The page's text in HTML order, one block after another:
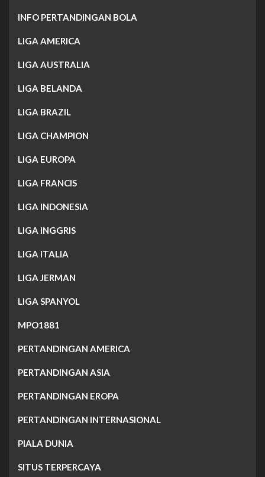
INFO PERTANDINGAN BOLA
LIGA AMERICA
LIGA AUSTRALIA
LIGA BELANDA
LIGA BRAZIL
LIGA CHAMPION
LIGA EUROPA
LIGA FRANCIS
LIGA INDONESIA
LIGA INGGRIS
LIGA ITALIA
LIGA JERMAN
LIGA SPANYOL
MPO1881
PERTANDINGAN AMERICA
PERTANDINGAN ASIA
PERTANDINGAN EROPA
PERTANDINGAN INTERNASIONAL
PIALA DUNIA
SITUS TERPERCAYA